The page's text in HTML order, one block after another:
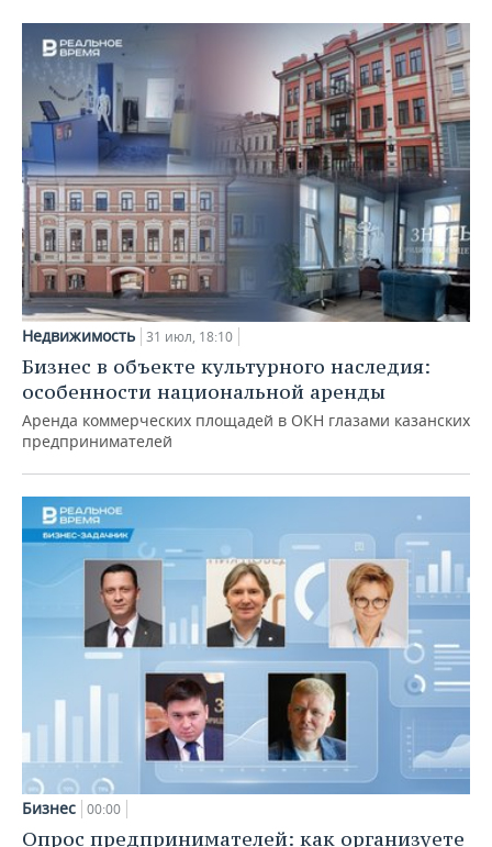
Недвижимость 31 июл, 18:10
Бизнес в объекте культурного наследия:
особенности национальной аренды
Аренда коммерческих площадей в ОКН глазами казанских
предпринимателей
Бизнес 00:00
Опрос предпринимателей: как организуете